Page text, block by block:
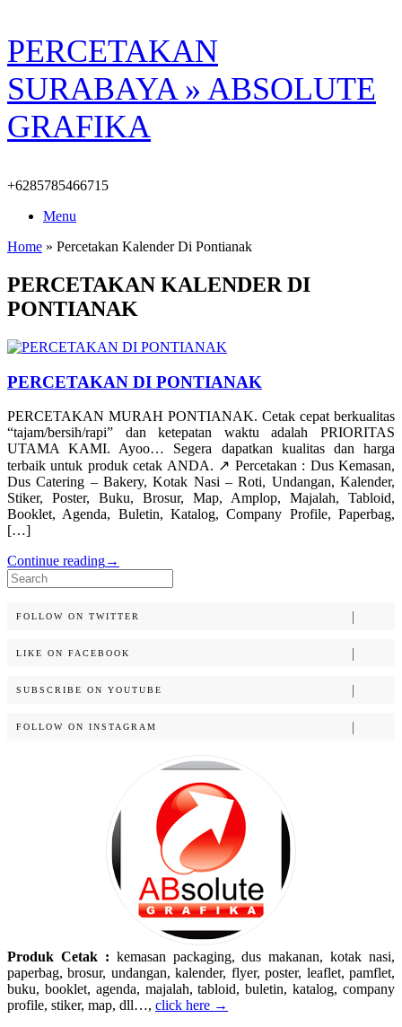
Skip
to
content
PERCETAKAN
SURABAYA » ABSOLUTE
GRAFIKA
+6285785466715
Menu
Home » Percetakan Kalender Di Pontianak
PERCETAKAN KALENDER DI
PONTIANAK
PERCETAKAN DI PONTIANAK
PERCETAKAN MURAH PONTIANAK. Cetak cepat berkualitas
“tajam/bersih/rapi” dan ketepatan waktu adalah PRIORITAS
UTAMA KAMI. Ayoo… Segera dapatkan kualitas dan harga
terbaik untuk produk cetak ANDA. ↗️ Percetakan : Dus Kemasan,
Dus Catering – Bakery, Kotak Nasi – Roti, Undangan, Kalender,
Stiker, Poster, Buku, Brosur, Map, Amplop, Majalah, Tabloid,
Booklet, Agenda, Buletin, Katalog, Company Profile, Paperbag,
[…]
Continue reading→
Search
for:
FOLLOW ON TWITTER
LIKE ON FACEBOOK
SUBSCRIBE ON YOUTUBE
FOLLOW ON INSTAGRAM
Produk Cetak : kemasan packaging, dus makanan, kotak nasi,
paperbag, brosur, undangan, kalender, flyer, poster, leaflet, pamflet,
buku, booklet, agenda, majalah, tabloid, buletin, katalog, company
profile, stiker, map, dll…, click here →